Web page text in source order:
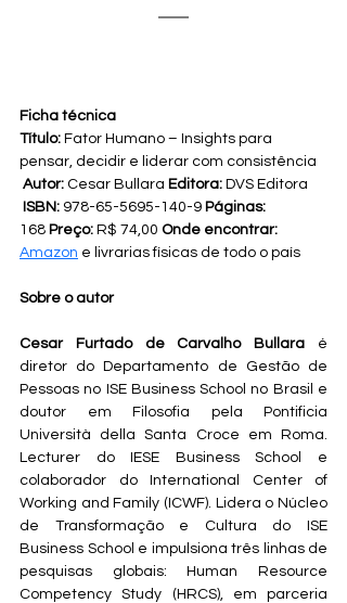
Ficha técnica
Título: Fator Humano – Insights para
pensar, decidir e liderar com consistência
Autor: Cesar Bullara Editora: DVS Editora
ISBN: 978-65-5695-140-9 Páginas:
168 Preço: R$ 74,00 Onde encontrar:
Amazon e livrarias físicas de todo o país
Sobre o autor
Cesar Furtado de Carvalho Bullara é
diretor do Departamento de Gestão de
Pessoas no ISE Business School no Brasil e
doutor em Filosofia pela Pontificia
Università della Santa Croce em Roma.
Lecturer do IESE Business School e
colaborador do International Center of
Working and Family (ICWF). Lidera o Núcleo
de Transformação e Cultura do ISE
Business School e impulsiona três linhas de
pesquisas globais: Human Resource
Competency Study (HRCS), em parceria